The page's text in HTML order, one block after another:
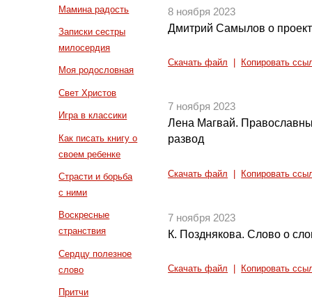
Мамина радость
Записки сестры
милосердия
Моя родословная
Свет Христов
Игра в классики
Как писать книгу о
своем ребенке
Страсти и борьба
с ними
Воскресные
странствия
Сердцу полезное
слово
Притчи
8 ноября 2023
Дмитрий Самылов о
Скачать файл Копировать
7 ноября 2023
Лена Магвай.
развод
Скачать файл Копировать
7 ноября 2023
К. Позднякова. Слово о
Скачать файл Копировать